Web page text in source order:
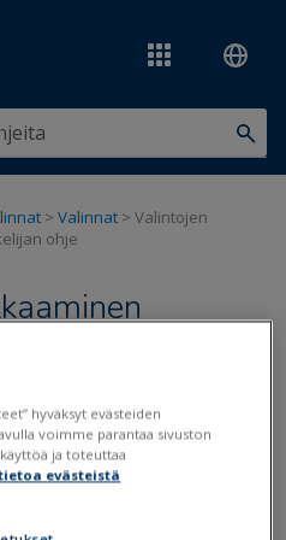
>Valinnat >Valintojen
ohje
Päivitetty viimeksi: 14.6.2024
hyväksyt evästeiden
voimme parantaa sivuston
ja toteuttaa
evästeistä